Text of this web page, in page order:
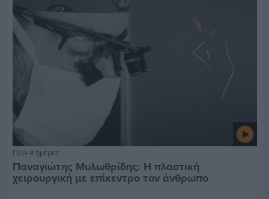
Πριν 4 ημέρες
Παναγιώτης Μυλωθρίδης: Η πλαστική
χειρουργική με επίκεντρο τον άνθρωπο